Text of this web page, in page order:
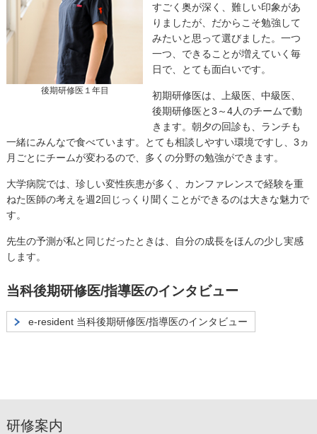
後期研修医１年目
すごく奥が深く、難しい印象があ
りましたが、だからこそ勉強して
みたいと思って選びました。一つ
一つ、できることが増えていく毎
日で、とても面白いです。
初期研修医は、上級医、中級医、
後期研修医と3～4人のチームで動
きます。朝夕の回診も、ランチも
一緒にみんなで食べています。とても相談しやすい環境ですし、3ヵ
月ごとにチームが変わるので、多くの分野の勉強ができます。
大学病院では、珍しい変性疾患が多く、カンファレンスで経験を重
ねた医師の考えを週2回じっくり聞くことができるのは大きな魅力で
す。
先生の予測が私と同じだったときは、自分の成長をほんの少し実感
します。
当科後期研修医/指導医のインタビュー
e-resident 当科後期研修医/指導医のインタビュー
研修案内